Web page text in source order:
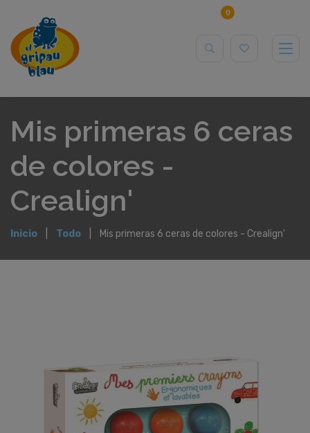
0
Mis primeras 6 ceras
de colores -
Crealign'
Inicio Todo Mis primeras 6 ceras de colores - Crealign'